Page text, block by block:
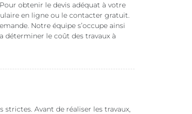
obtenir le devis adéquat à votre
en ligne ou le contacter gratuit.
Notre équipe s’occupe ainsi
déterminer le coût des travaux à
Avant de réaliser les travaux,